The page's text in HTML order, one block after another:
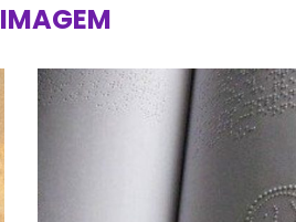
IMAGEM